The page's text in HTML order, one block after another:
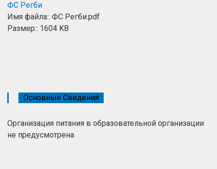
ФС Регби
Имя файла:: ФС Регби.pdf
Размер:: 1604 KB
Основные Сведения
Организация питания в образовательной организации
не предусмотрена